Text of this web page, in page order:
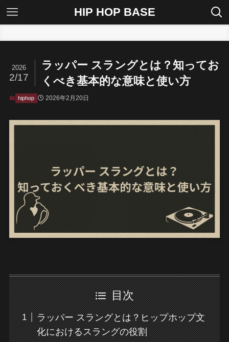
HIP HOP BASE
ラッパー スラングとは？知ってお
くべき基本的な意味と使い方
2026
2/17
hiphop 2026年2月20日
目次
ラッパー スラングとは？ヒップホップ文
化におけるスラングの役割